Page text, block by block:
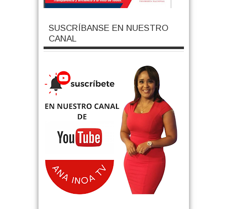
SUSCRÍBANSE EN NUESTRO
CANAL